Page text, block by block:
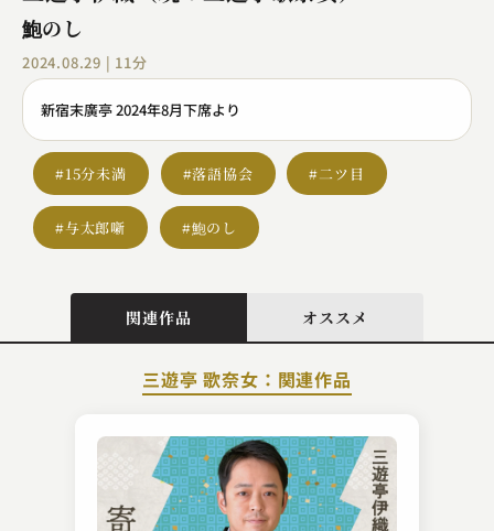
鮑のし
2024.08.29 | 11分
新宿末廣亭 2024年8月下席より
#15分未満 #落語協会 #二ツ目
#与太郎噺 #鮑のし
関連作品 オススメ
三遊亭 歌奈女：関連作品